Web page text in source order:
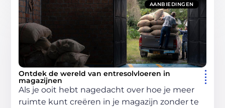
AANBIEDINGEN
Ontdek de wereld van entresolvloeren in
magazijnen
Als je ooit hebt nagedacht over hoe je meer
ruimte kunt creëren in je magazijn zonder te